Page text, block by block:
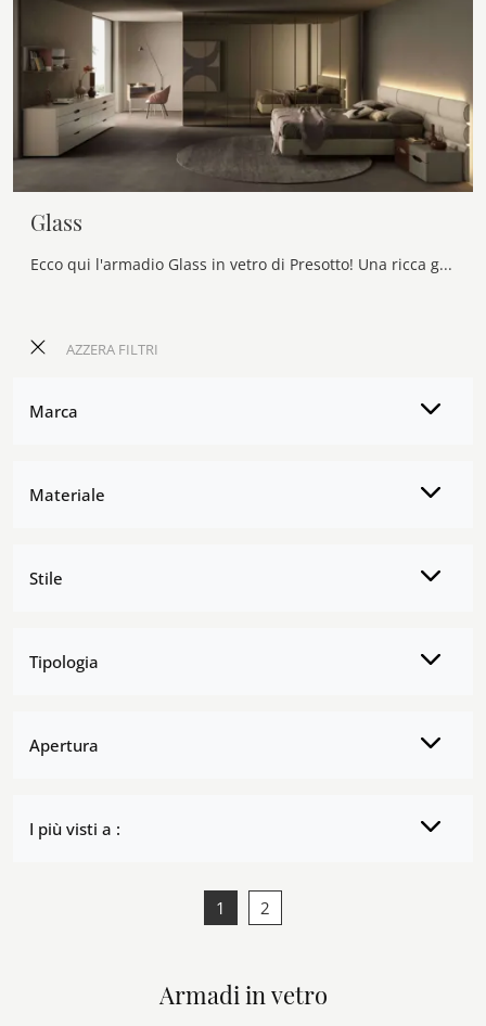
AZZERA FILTRI
Marca
Materiale
Stile
Tipologia
Apertura
I più visti a :
Glass
Ecco qui l'armadio Glass in vetro di Presotto! Una ricca gamma di armadi a muro con ante battenti.
1 2
Armadi in vetro